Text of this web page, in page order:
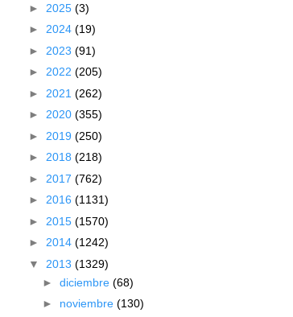
► 2025 (3)
► 2024 (19)
► 2023 (91)
► 2022 (205)
► 2021 (262)
► 2020 (355)
► 2019 (250)
► 2018 (218)
► 2017 (762)
► 2016 (1131)
► 2015 (1570)
► 2014 (1242)
▼ 2013 (1329)
► diciembre (68)
► noviembre (130)